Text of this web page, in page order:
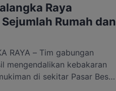
Raya
Rumah dan
RAYA – Tim gabungan
mengendalikan kebakaran
di sekitar Pasar Besar
2026 malam. Kobaran api